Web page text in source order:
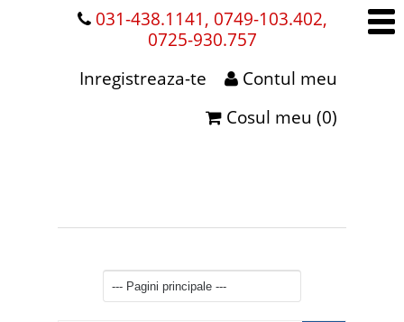
031-438.1141, 0749-103.402,
0725-930.757
Contul meu
Inregistreaza-te
Cosul meu (0)